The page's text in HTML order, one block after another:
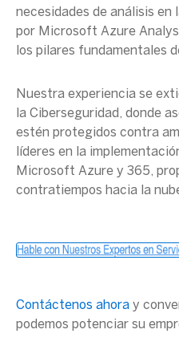
necesidades de análisis en
por Microsoft Azure
los pilares fundamentales
Nuestra experiencia se
la Ciberseguridad, donde
estén protegidos contra
líderes en la
Microsoft Azure y 365,
contratiempos hacia la
Contáctenos ahora y
podemos potenciar su